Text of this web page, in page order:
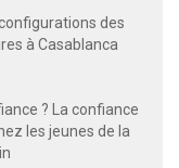
des
à Casablanca
? La confiance
les jeunes de la